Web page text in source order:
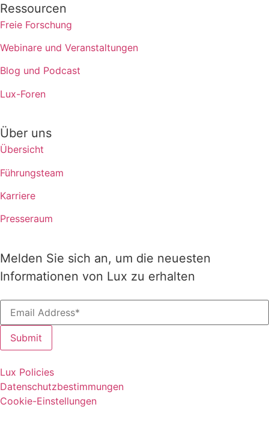
Ressourcen
Freie Forschung
Webinare und Veranstaltungen
Blog und Podcast
Lux-Foren
Über uns
Übersicht
Führungsteam
Karriere
Presseraum
Melden Sie sich an, um die neuesten
Informationen von Lux zu erhalten
Lux Policies
Datenschutzbestimmungen
Cookie-Einstellungen